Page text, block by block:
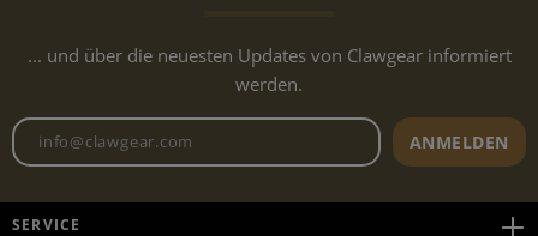
... und über die neuesten Updates von Clawgear informiert
werden.
Newsletter E-Mail-Adresse
ANMELDEN
SERVICE